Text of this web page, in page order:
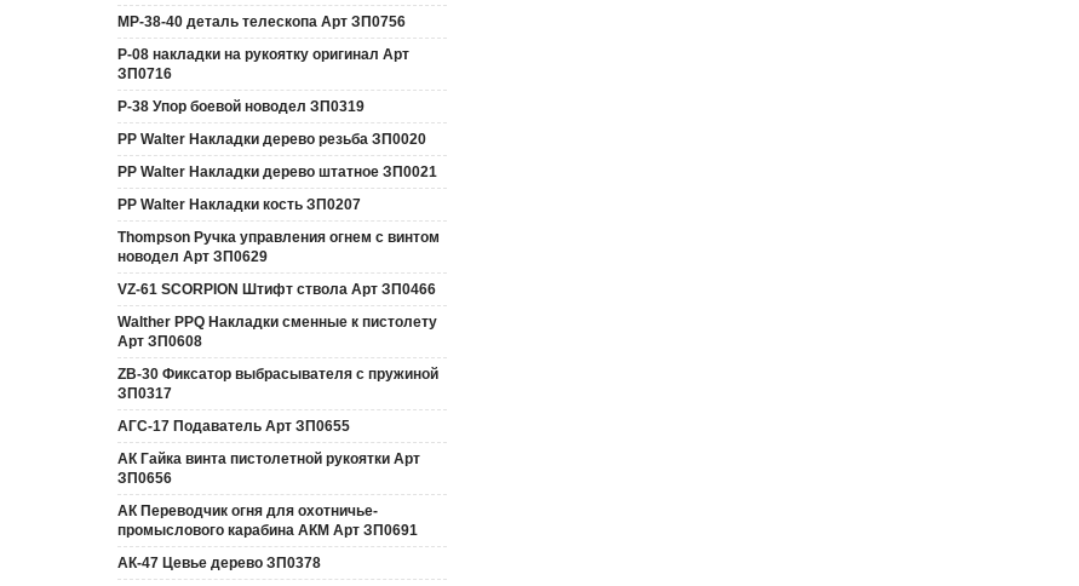
MP-38-40 деталь телескопа Арт ЗП0756
P-08 накладки на рукоятку оригинал Арт
ЗП0716
P-38 Упор боевой новодел ЗП0319
PP Walter Накладки дерево резьба ЗП0020
PP Walter Накладки дерево штатное ЗП0021
PP Walter Накладки кость ЗП0207
Thompson Ручка управления огнем с винтом
новодел Арт ЗП0629
VZ-61 SCORPION Штифт ствола Арт ЗП0466
Walther PPQ Накладки сменные к пистолету
Арт ЗП0608
ZB-30 Фиксатор выбрасывателя с пружиной
ЗП0317
АГС-17 Подаватель Арт ЗП0655
АК Гайка винта пистолетной рукоятки Арт
ЗП0656
АК Переводчик огня для охотничье-
промыслового карабина АКМ Арт ЗП0691
АК-47 Цевье дерево ЗП0378